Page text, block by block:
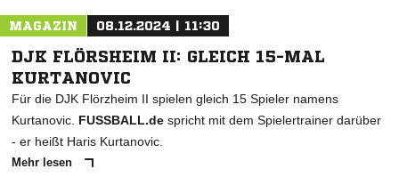
MAGAZIN 08.12.2024 | 11:30
DJK FLÖRSHEIM II: GLEICH 15-MAL
KURTANOVIC
Für die DJK Flörzheim II spielen gleich 15 Spieler namens
Kurtanovic. FUSSBALL.de spricht mit dem Spielertrainer darüber
- er heißt Haris Kurtanovic.
Mehr lesen